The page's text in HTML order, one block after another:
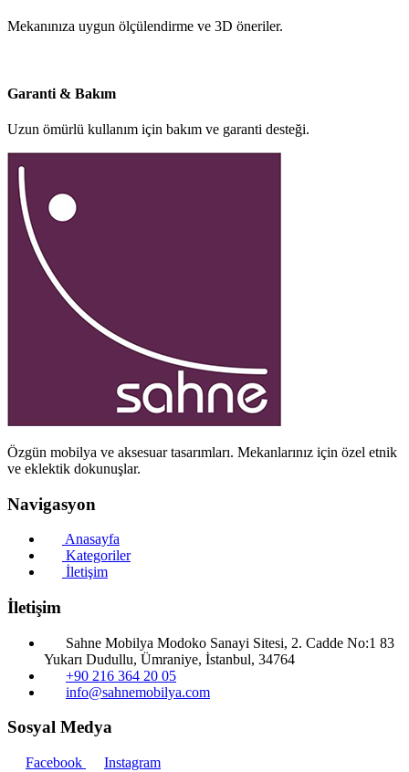
Mekanınıza uygun ölçülendirme ve 3D öneriler.
Garanti & Bakım
Uzun ömürlü kullanım için bakım ve garanti desteği.
Özgün mobilya ve aksesuar tasarımları. Mekanlarınız için özel etnik
ve eklektik dokunuşlar.
Navigasyon
Anasayfa
Kategoriler
İletişim
İletişim
Sahne Mobilya Modoko Sanayi Sitesi, 2. Cadde No:1 83
Yukarı Dudullu, Ümraniye, İstanbul, 34764
+90 216 364 20 05
info@sahnemobilya.com
Sosyal Medya
Facebook Instagram